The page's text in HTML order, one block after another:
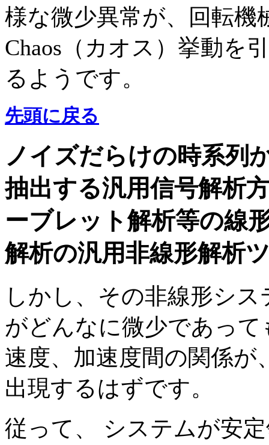
様な微少異常が、回転機
Chaos（カオス）挙動を
るようです。
先頭に戻る
ノイズだらけの時系列
抽出する汎用信号解析
ーブレット解析等の線
解析の汎用非線形解析
しかし、その非線形シ
がどんなに微少であっ
速度、加速度間の関係
出現するはずです。
従って、 システムが安